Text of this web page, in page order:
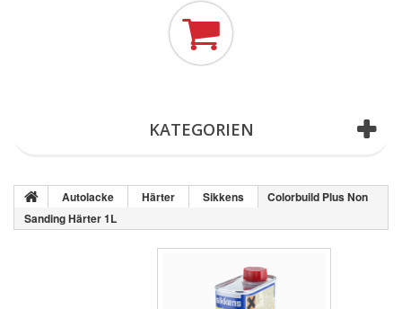
KATEGORIEN
Autolacke Härter Sikkens
Colorbuild Plus Non
Sanding Härter 1L